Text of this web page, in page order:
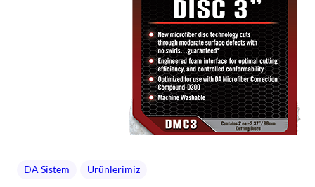
DA Sistem Ürünlerimiz